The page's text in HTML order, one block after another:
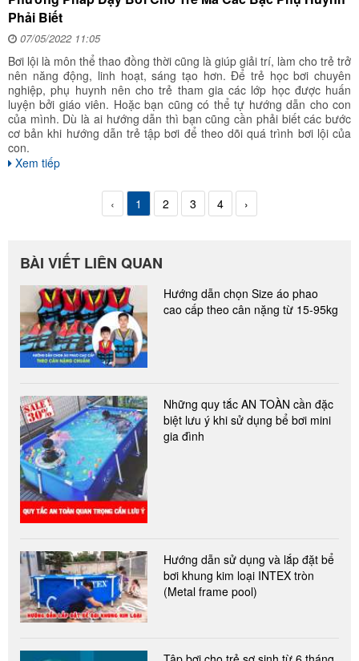
Phải Biết
07/05/2022 11:05
Bơi lội là môn thể thao đồng thời cũng là giúp giải trí, làm cho trẻ trở
nên năng động, linh hoạt, sáng tạo hơn. Để trẻ học bơi chuyên
nghiệp, phụ huynh nên cho trẻ tham gia các lớp học được huấn
luyện bởi giáo viên. Hoặc bạn cũng có thể tự hướng dẫn cho con
của mình. Dù là ai hướng dẫn thì bạn cũng cần phải biết các bước
cơ bản khi hướng dẫn trẻ tập bơi để theo dõi quá trình bơi lội của
con.
Xem tiếp
‹ 1 2 3 4 ›
BÀI VIẾT LIÊN QUAN
Hướng dẫn chọn Size áo phao
cao cấp theo cân nặng từ 15-95kg
Những quy tắc AN TOÀN cần đặc
biệt lưu ý khi sử dụng bể bơi mini
gia đình
Hướng dẫn sử dụng và lắp đặt bể
bơi khung kim loại INTEX tròn
(Metal frame pool)